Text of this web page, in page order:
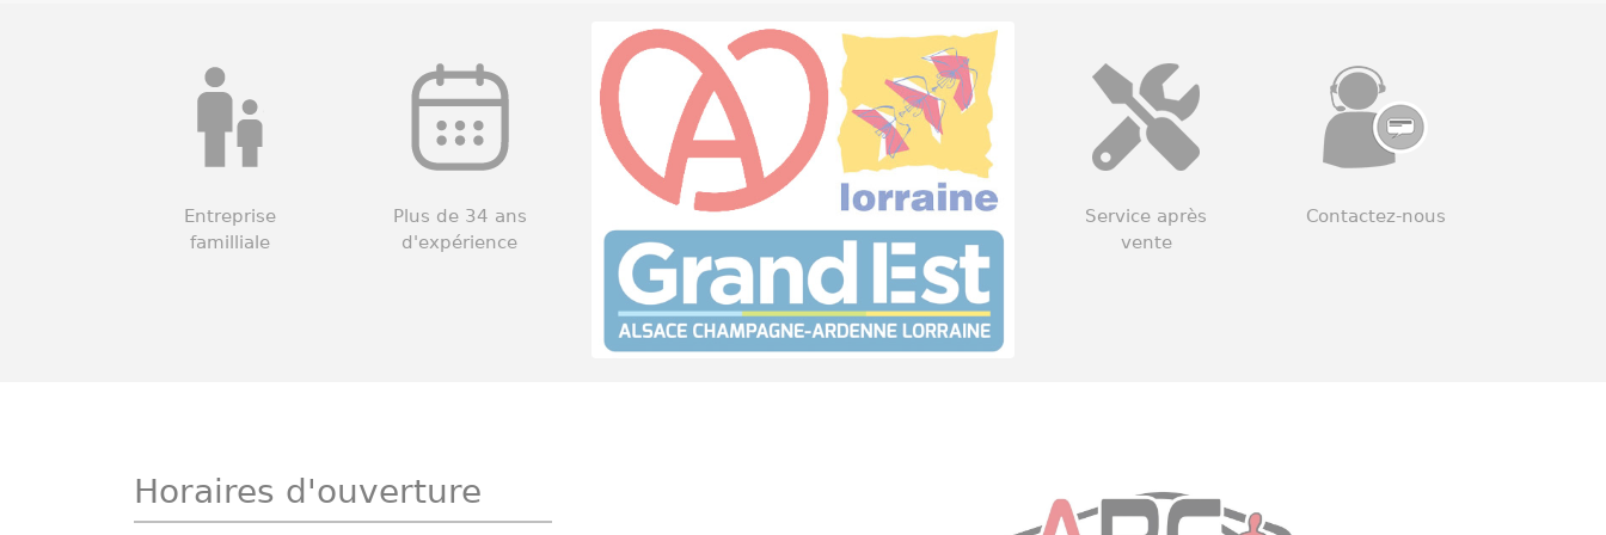
Entreprise
familliale
Plus de 34 ans
d'expérience
Service après
vente
Contactez-nous
Horaires d'ouverture